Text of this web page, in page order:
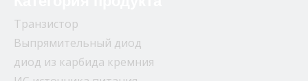
Транзистор
Выпрямительный диод
диод из карбида кремния